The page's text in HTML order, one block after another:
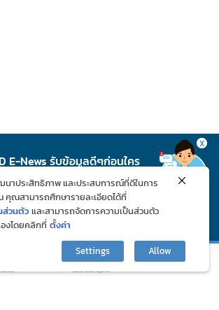
E-News รับข้อมูลดีๆก่อนใคร
พ้คลับ
X
นาประสิทธิภาพ และประสบการณ์ที่ดีในการ
คุณสามารถศึกษารายละเอียดได้ที่
ส่วนตัว และสามารถจัดการความเป็นส่วนตัว
งโดยคลิกที่ ตั้งค่า
Settings
Allow